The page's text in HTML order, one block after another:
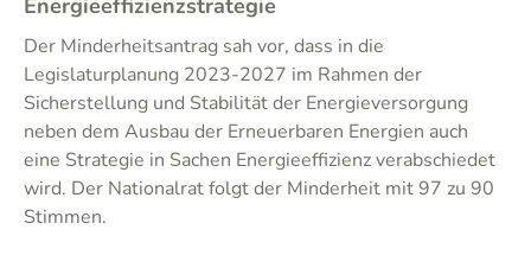
Energieeffizienzstrategie
Der Minderheitsantrag sah vor, dass in die
Legislaturplanung 2023-2027 im Rahmen der
Sicherstellung und Stabilität der Energieversorgung
neben dem Ausbau der Erneuerbaren Energien auch
eine Strategie in Sachen Energieeffizienz verabschiedet
wird. Der Nationalrat folgt der Minderheit mit 97 zu 90
Stimmen.